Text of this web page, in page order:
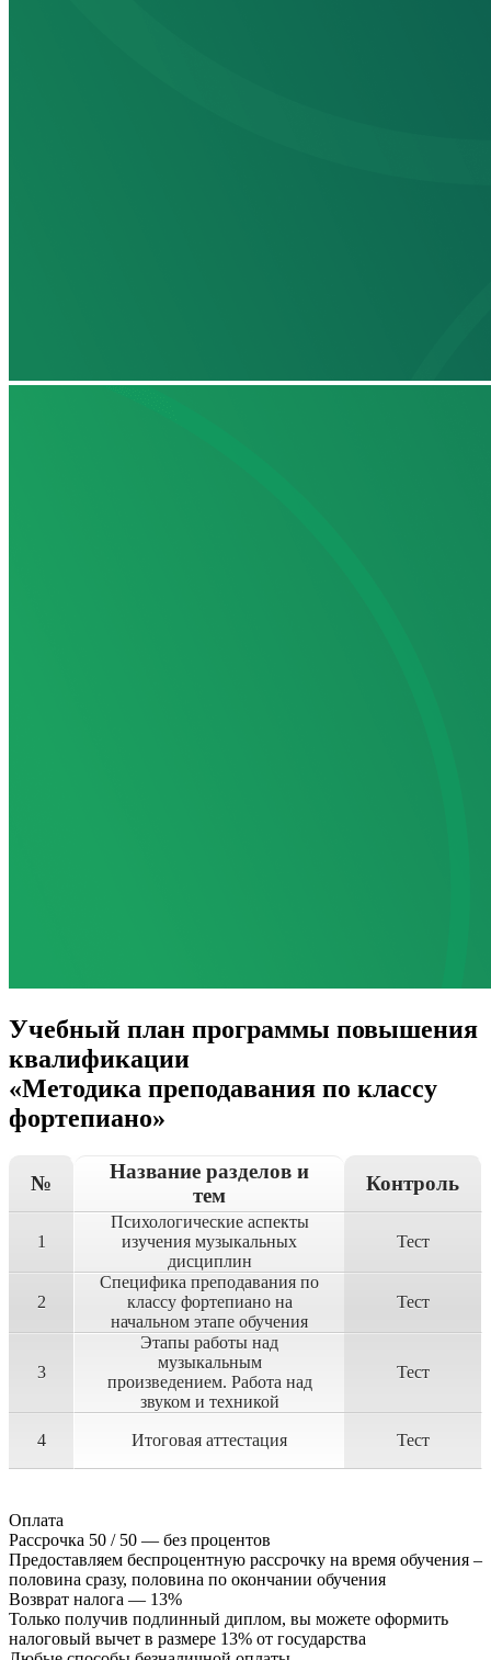
Учебный план программы повышения
квалификации
«Методика преподавания по классу
фортепиано»
№
Название разделов и
тем
Контроль
1
Психологические аспекты
изучения музыкальных
дисциплин
Тест
2
Специфика преподавания по
классу фортепиано на
начальном этапе обучения
Тест
3
Этапы работы над
музыкальным
произведением. Работа над
звуком и техникой
Тест
4 Итоговая аттестация Тест
Оплата
Рассрочка 50 / 50 — без процентов
Предоставляем беспроцентную рассрочку на время обучения –
половина сразу, половина по окончании обучения
Возврат налога — 13%
Только получив подлинный диплом, вы можете оформить
налоговый вычет в размере 13% от государства